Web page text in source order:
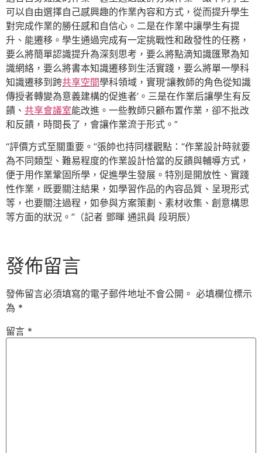
可以自由選擇自己感興趣的作業內容和方式，從而提升學生
對完成作業的勝任感和自信心。二是在作業中讓學生有提
升、能遷移。學生通過完成有一定挑戰性和啟發性的任務，
要么將簡單認識提升為深刻思考，要么將點滴知識匯聚為知
識網絡，要么將書本知識遷移到生活實踐，要么將單一學科
知識遷移到跨共享空間學科領域，實現‘讓教師的角色從知識
傳授者轉變為意義建構的促進者’。三是在作業后讓學生有反
饋、 共享會議室能改進。一些教師只顧布置作業，卻不批改
和反饋，時間長了，會讓作業流于形式。”
“評價方式至關重要。”張帥也持同樣觀點：“作業設計時就要
為不同類型、難易程度的作業設計恰當的反饋與輔導方式，
便于用作業鞏固所學，促進學生發展。特別是開放性、實踐
性作業，既要關注結果，如學習作品的內容品質、呈現形式
等，也要關注過程，如參與方案策劃、素材收集、創意構思
等方面的狀況。”（記者 鄧暉 通訊員 段玥辰）
發佈留言
發佈留言必須填寫的電子郵件地址不會公開。 必填欄位標示
為 *
留言 *